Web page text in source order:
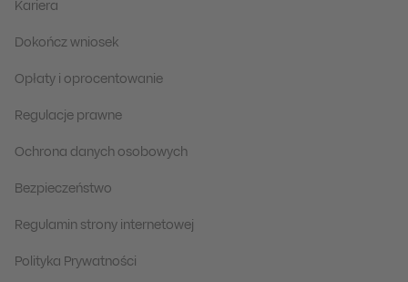
Kariera
Dokończ wniosek
Opłaty i oprocentowanie
Regulacje prawne
Ochrona danych osobowych
Bezpieczeństwo
Regulamin strony internetowej
Polityka Prywatności